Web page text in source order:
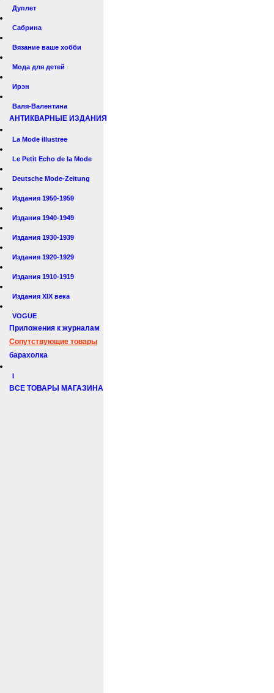
Дуплет
Сабрина
Вязание ваше хобби
Мода для детей
Ирэн
Валя-Валентина
АНТИКВАРНЫЕ ИЗДАНИЯ
La Mode illustree
Le Petit Echo de la Mode
Deutsche Mode-Zeitung
Издания 1950-1959
Издания 1940-1949
Издания 1930-1939
Издания 1920-1929
Издания 1910-1919
Издания XIX века
VOGUE
Приложения к журналам
Сопутствующие товары
барахолка
I
ВСЕ ТОВАРЫ МАГАЗИНА